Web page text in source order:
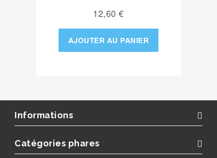
12,60 €
AJOUTER AU PANIER
Informations
Catégories phares